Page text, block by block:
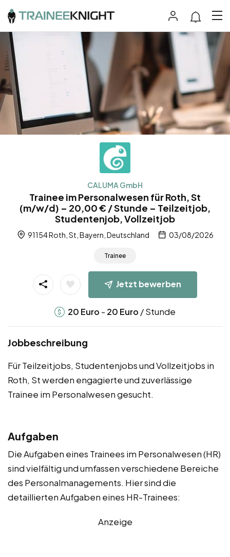
CALUMA GmbH
Trainee im Personalwesen für Roth, St
(m/w/d) – 20,00 € / Stunde – Teilzeitjob,
Studentenjob, Vollzeitjob
91154 Roth, St, Bayern, Deutschland 03/08/2026
Trainee
Jetzt bewerben
20 Euro - 20 Euro / Stunde
Jobbeschreibung
Für Teilzeitjobs, Studentenjobs und Vollzeitjobs in
Roth, St werden engagierte und zuverlässige
Trainee im Personalwesen gesucht.
Aufgaben
Die Aufgaben eines Trainees im Personalwesen (HR)
sind vielfältig und umfassen verschiedene Bereiche
des Personalmanagements. Hier sind die
detaillierten Aufgaben eines HR-Trainees:
Anzeige